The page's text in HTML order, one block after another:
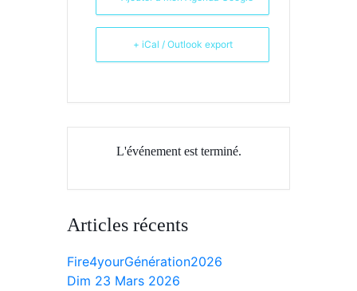
+ iCal / Outlook export
L'événement est terminé.
Articles récents
Fire4yourGénération2026
Dim 23 Mars 2026